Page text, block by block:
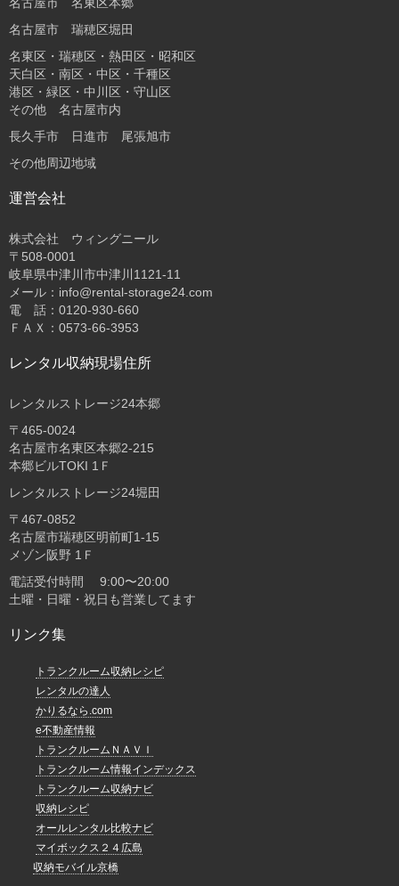
名古屋市 瑞穂区堀田
名東区・瑞穂区・熱田区・昭和区
天白区・南区・中区・千種区
港区・緑区・中川区・守山区
その他 名古屋市内
長久手市 日進市 尾張旭市
その他周辺地域
運営会社
株式会社 ウィングニール
〒508-0001
岐阜県中津川市中津川1121-11
メール：info@rental-storage24.com
電 話：0120-930-660
ＦＡＸ：0573-66-3953
レンタル収納現場住所
レンタルストレージ24本郷
〒465-0024
名古屋市名東区本郷2-215
本郷ビルTOKI 1Ｆ
レンタルストレージ24堀田
〒467-0852
名古屋市瑞穂区明前町1-15
メゾン阪野 1Ｆ
電話受付時間 9:00〜20:00
土曜・日曜・祝日も営業してます
リンク集
トランクルーム収納レシピ
レンタルの達人
かりるなら.com
e不動産情報
トランクルームＮＡＶＩ
トランクルーム情報インデックス
トランクルーム収納ナビ
収納レシピ
オールレンタル比較ナビ
マイボックス２４広島
収納モバイル京橋